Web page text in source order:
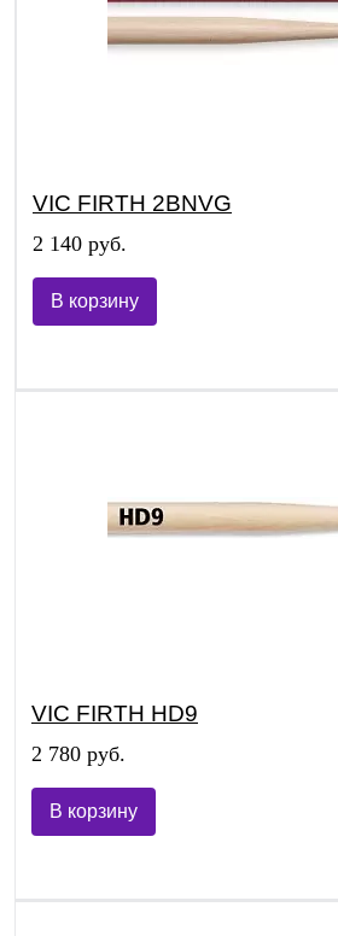
VIC FIRTH 2BNVG
2 140 руб.
В корзину
VIC FIRTH HD9
2 780 руб.
В корзину